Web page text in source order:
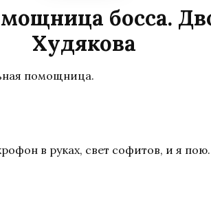
босса.
Худякова
помощница.
в руках, свет софитов, и я